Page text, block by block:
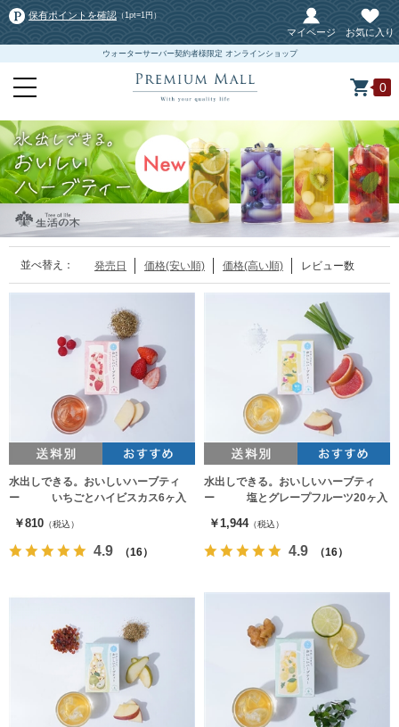
保有ポイントを確認 （1pt=1円）
マイページ お気に入り
ウォーターサーバー契約者様限定 オンラインショップ
0
並べ替え： 発売日 価格(安い順) 価格(高い順) レビュー数
水出しできる。おいしいハーブティ
ー いちごとハイビスカス6ヶ入
￥810 （税込）
4.9 （16）
水出しできる。おいしいハーブティ
ー 塩とグレープフルーツ20ヶ入
￥1,944（税込）
4.9 （16）